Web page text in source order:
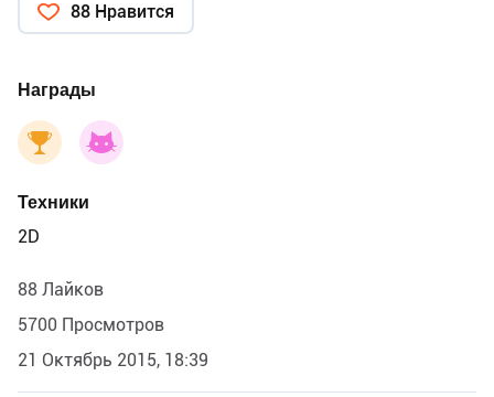
88 Нравится
Награды
Техники
2D
88 Лайков
5700 Просмотров
21 Октябрь 2015, 18:39